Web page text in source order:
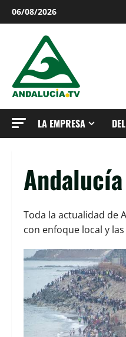
Saltar
al
contenido
06/08/2026
LA EMPRESA
Andalucía
Toda la actualidad de
con enfoque local y